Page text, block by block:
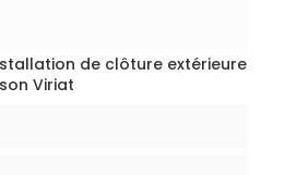
de clôture extérieure
Viriat